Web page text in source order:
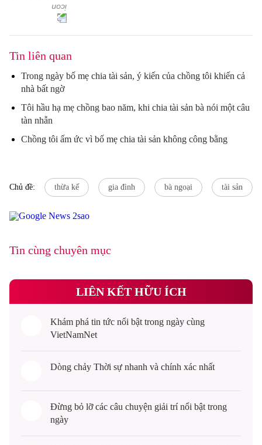
Tin liên quan
Trong ngày bố mẹ chia tài sản, ý kiến của chồng tôi khiến cả
nhà bất ngờ
Tôi hầu hạ mẹ chồng bao năm, khi chia tài sản bà nói một câu
tàn nhẫn
Chồng tôi ấm ức vì bố mẹ chia tài sản không công bằng
Chủ đề: thừa kế gia đình bà ngoại tài sản
Tin cùng chuyên mục
LIÊN KẾT HỮU ÍCH
Khám phá tin tức nổi bật trong ngày cùng
VietNamNet
Dòng chảy Thời sự nhanh và chính xác nhất
Đừng bỏ lỡ các câu chuyện giải trínổi bật trong
ngày